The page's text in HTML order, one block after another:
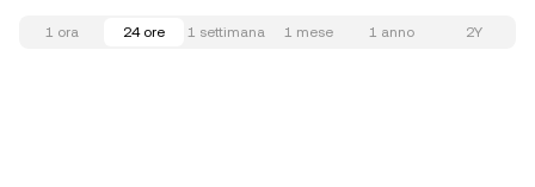
1 ora 24 ore 1 settimana 1 mese 1 anno 2Y